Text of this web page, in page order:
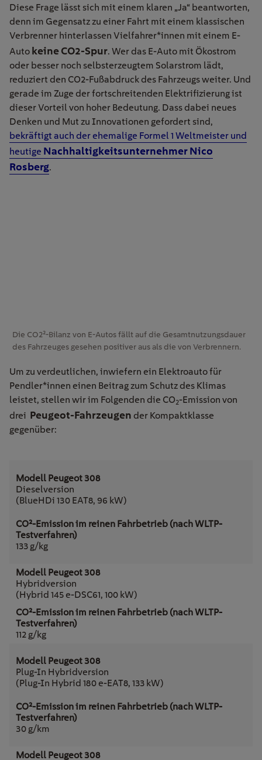
Diese Frage lässt sich mit einem klaren „Ja“ beantworten,
denn im Gegensatz zu einer Fahrt mit einem klassischen
Verbrenner hinterlassen Vielfahrer*innen mit einem E-
Auto keine CO2-Spur. Wer das E-Auto mit Ökostrom
oder besser noch selbsterzeugtem Solarstrom lädt,
reduziert den CO2-Fußabdruck des Fahrzeugs weiter. Und
gerade im Zuge der fortschreitenden Elektrifizierung ist
dieser Vorteil von hoher Bedeutung. Dass dabei neues
Denken und Mut zu Innovationen gefordert sind,
bekräftigt auch der ehemalige Formel 1 Weltmeister und
heutige Nachhaltigkeitsunternehmer Nico
Rosberg.
Die CO2²-Bilanz von E-Autos fällt auf die Gesamtnutzungsdauer
des Fahrzeuges gesehen positiver aus als die von Verbrennern.
Um zu verdeutlichen, inwiefern ein Elektroauto für
Pendler*innen einen Beitrag zum Schutz des Klimas
leistet, stellen wir im Folgenden die CO2-Emission von
drei Peugeot-Fahrzeugen der Kompaktklasse
gegenüber:
Dieselversion
(BlueHDi 130 EAT8, 96 kW)
133 g/kg
Hybridversion
(Hybrid 145 e-DSC61, 100 kW)
112 g/kg
Plug-In Hybridversion
(Plug-In Hybrid 180 e-EAT8, 133 kW)
30 g/km